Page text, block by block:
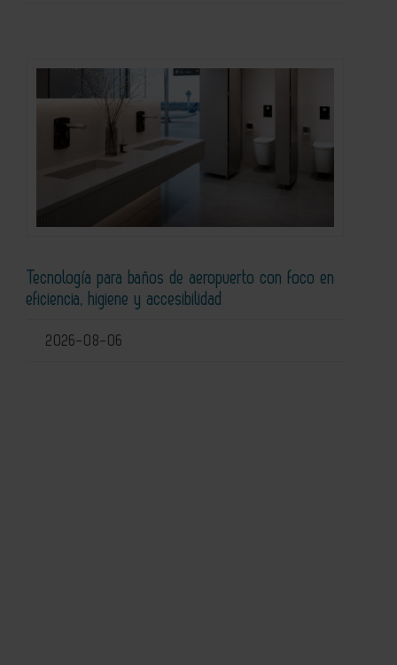
Tecnología para baños de aeropuerto con foco en
eficiencia, higiene y accesibilidad
2026-08-06